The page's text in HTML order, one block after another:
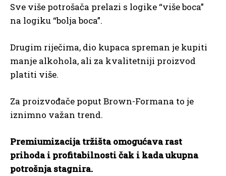
Sve više potrošača prelazi s logike “više boca”
na logiku “bolja boca”.
Drugim riječima, dio kupaca spreman je kupiti
manje alkohola, ali za kvalitetniji proizvod
platiti više.
Za proizvođače poput Brown-Formana to je
iznimno važan trend.
Premiumizacija tržišta omogućava rast
prihoda i profitabilnosti čak i kada ukupna
potrošnja stagnira.